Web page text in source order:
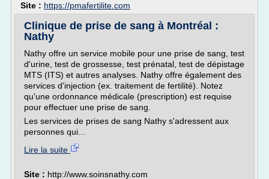
Site : https://pmafertilite.com
Clinique de prise de sang à Montréal :
Nathy
Nathy offre un service mobile pour une prise de sang, test
d'urine, test de grossesse, test prénatal, test de dépistage
MTS (ITS) et autres analyses. Nathy offre également des
services d'injection (ex. traitement de fertilité). Notez
qu'une ordonnance médicale (prescription) est requise
pour effectuer une prise de sang.
Les services de prises de sang Nathy s'adressent aux
personnes qui...
Lire la suite
Site : http://www.soinsnathy.com